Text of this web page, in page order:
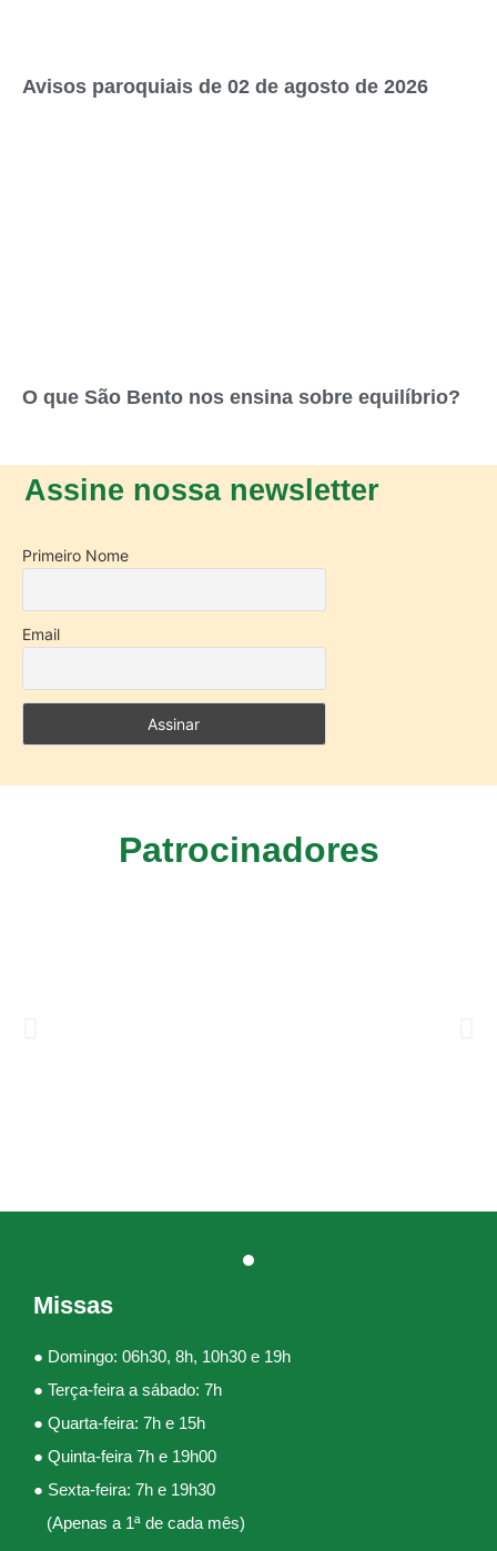
Avisos paroquiais de 02 de agosto de 2026
O que São Bento nos ensina sobre equilíbrio?
Assine nossa newsletter
Primeiro Nome
Email
Patrocinadores
Missas
● Domingo: 06h30, 8h, 10h30 e 19h
● Terça-feira a sábado: 7h
● Quarta-feira: 7h e 15h
● Quinta-feira 7h e 19h00
● Sexta-feira: 7h e 19h30
(Apenas a 1ª de cada mês)